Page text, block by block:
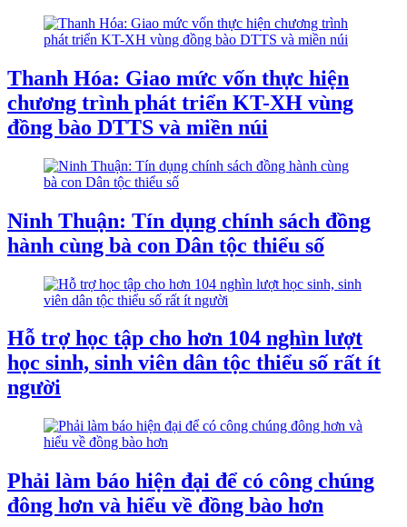
Thanh Hóa: Giao mức vốn thực hiện
chương trình phát triển KT-XH vùng
đồng bào DTTS và miền núi
Ninh Thuận: Tín dụng chính sách đồng
hành cùng bà con Dân tộc thiểu số
Hỗ trợ học tập cho hơn 104 nghìn lượt
học sinh, sinh viên dân tộc thiểu số rất ít
người
Phải làm báo hiện đại để có công chúng
đông hơn và hiểu về đồng bào hơn